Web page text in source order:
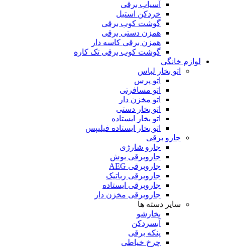
آسیاب برقی
خردکن استیل
گوشت کوب برقی
همزن دستی برقی
همزن برقی کاسه دار
گوشت کوب برقی تک کاره
لوازم خانگی
اتو بخار لباس
اتو پرس
اتو مسافرتی
اتو مخزن دار
اتو بخار دستی
اتو بخار ایستاده
اتو بخار ایستاده فیلیپس
جارو برقی
جارو شارژی
جاروبرقی بوش
جاروبرقی AEG
جاروبرقی رباتیک
جاروبرقی ایستاده
جاروبرقی مخزن دار
سایر دسته ها
بخارشو
آبسردکن
پنکه برقی
چرخ خیاطی